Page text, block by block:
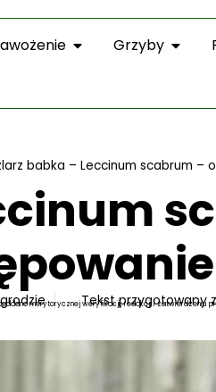
Grzyby
babka – Leccinum scabrum –
Tekst przygotowany
merytorycznej weryfikacji, redakcji i zatwierdzeniu